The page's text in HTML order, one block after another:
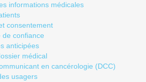
informations médicales
consentement
de confiance
anticipées
médical
en cancérologie (DCC)
usagers